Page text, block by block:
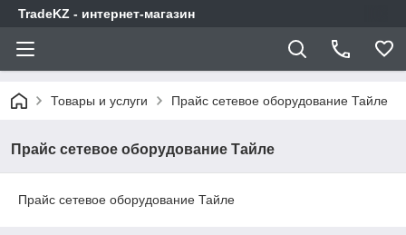
TradeKZ - интернет-магазин
Товары и услуги Прайс сетевое оборудование Тайле
Прайс сетевое оборудование Тайле
Прайс сетевое оборудование Тайле